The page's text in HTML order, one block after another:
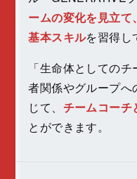
ームの変化を見立
基本スキルを習得し
「生命体としての
者関係やグループへ
じて、 チームコーチ
とができます。